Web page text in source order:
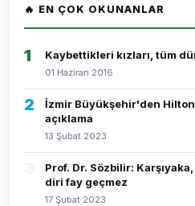
🔥 EN ÇOK OKUNANLAR
1 Kaybettikleri kızları, tüm
01 Haziran 2016
2
İzmir Büyükşehir'den Hilton
açıklama
13 Şubat 2023
Prof. Dr. Sözbilir:
diri fay geçmez
17 Şubat 2023